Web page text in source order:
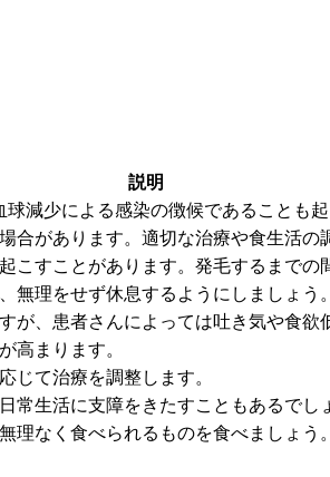
説明
減少による感染の徴候であることも
合があります。適切な治療や食生活の
こすことがあります。発毛するまで
無理をせず休息するようにしましょう
が、患者さんによっては吐き気や食欲
高まります。
じて治療を調整します。
常生活に支障をきたすこともあるでし
理なく食べられるものを食べましょ